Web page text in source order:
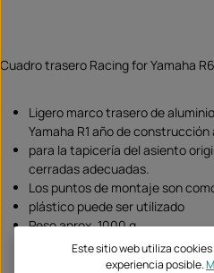
Cuadro trasero Racing for Yamaha
Ligero marco trasero de
Yamaha R1 año de
para la tapicería del asiento
cerradas adecuadas.
Los puntos de montaje son
plástico puede ser utilizado
Peso aprox. 1000 g
Este sitio web utiliza
experiencia posible.